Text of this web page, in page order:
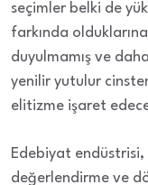
seçimler belki de
farkında
duyulmamış ve
yenilir yutulur
elitizme işaret
Edebiyat
değerlendirme ve